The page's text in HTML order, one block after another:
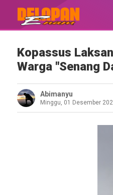
Kopassus
Warga "Senang
Abimanyu
Minggu, 01 Desember